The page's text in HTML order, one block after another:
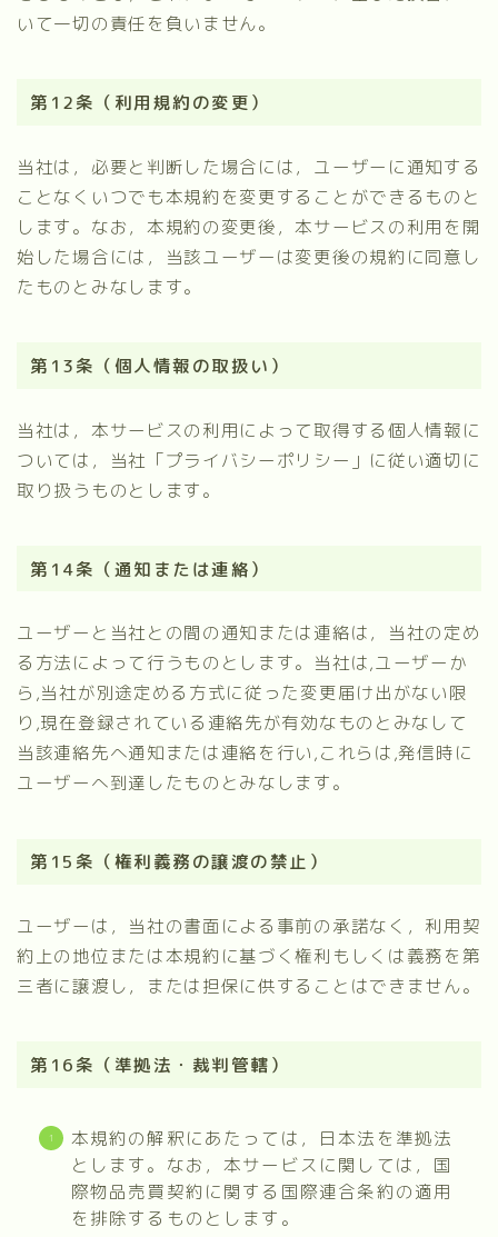
いて一切の責任を負いません。
第12条（利用規約の変更）
当社は，必要と判断した場合には，ユーザーに通知する
ことなくいつでも本規約を変更することができるものと
します。なお，本規約の変更後，本サービスの利用を開
始した場合には，当該ユーザーは変更後の規約に同意し
たものとみなします。
第13条（個人情報の取扱い）
当社は，本サービスの利用によって取得する個人情報に
ついては，当社「プライバシーポリシー」に従い適切に
取り扱うものとします。
第14条（通知または連絡）
ユーザーと当社との間の通知または連絡は，当社の定め
る方法によって行うものとします。当社は,ユーザーか
ら,当社が別途定める方式に従った変更届け出がない限
り,現在登録されている連絡先が有効なものとみなして
当該連絡先へ通知または連絡を行い,これらは,発信時に
ユーザーへ到達したものとみなします。
第15条（権利義務の譲渡の禁止）
ユーザーは，当社の書面による事前の承諾なく，利用契
約上の地位または本規約に基づく権利もしくは義務を第
三者に譲渡し，または担保に供することはできません。
第16条（準拠法・裁判管轄）
本規約の解釈にあたっては，日本法を準拠法
とします。なお，本サービスに関しては，国
際物品売買契約に関する国際連合条約の適用
を排除するものとします。